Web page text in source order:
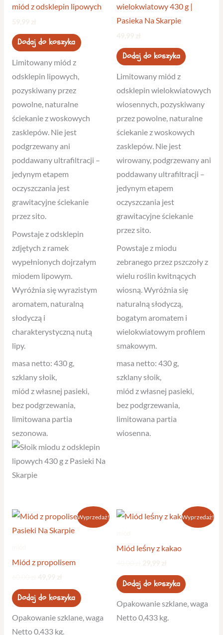
miód z odsklepin lipowych
Dodaj do koszyka
Limitowany miód z
odsklepin lipowych,
pozyskiwany przez
powolne, naturalne
ściekanie z woskowych
zasklepów. Nie jest
podgrzewany ani
poddawany ultrafiltracji –
jedynym etapem
oczyszczania jest
grawitacyjne ściekanie
przez sito.
Powstaje z odsklepin
zdjętych z ramek
wypełnionych dojrzałym
miodem lipowym.
Wyróżnia się wyrazistym
aromatem, naturalną
słodyczą i
charakterystyczną nutą
lipy.
masa netto: 430 g,
szklany słoik,
miód z własnej pasieki,
bez podgrzewania,
limitowana partia
sezonowa.
wielokwiatowy 430 g |
Pasieka Na Skarpie
Dodaj do koszyka
Limitowany miód z
odsklepin wielokwiatowych
wiosennych, pozyskiwany
przez powolne, naturalne
ściekanie z woskowych
zasklepów. Nie jest
wirowany, podgrzewany ani
poddawany ultrafiltracji –
jedynym etapem
oczyszczania jest
grawitacyjne ściekanie
przez sito.
Powstaje z miodu
zebranego przez pszczoły z
wielu roślin kwitnących
wiosną. Wyróżnia się
naturalną słodyczą,
bogatym aromatem i
wielokwiatowym profilem
smakowym.
masa netto: 430 g,
szklany słoik,
miód z własnej pasieki,
bez podgrzewania,
limitowana partia
wiosenna.
Wyprzedaż!
Miód z propolisem
Pierwotna
cena
wynosiła:
Aktualna
cena
wynosi:
Dodaj do koszyka
Opakowanie szklane, waga
Netto 0,433 kg.
Wyprzedaż!
Miód leśny z kakao
Pierwotna
cena
Aktualna
cena
Dodaj do koszyka
Opakowanie szklane, waga
Netto 0,433 kg.